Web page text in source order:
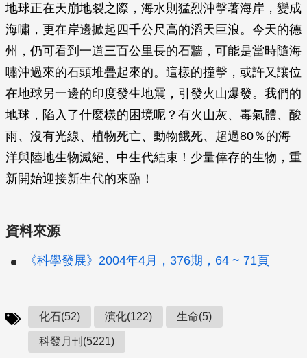
地球正在天崩地裂之際，海水則猛烈沖擊著海岸，變成
海嘯，更在岸邊掀起四千公尺高的滔天巨浪。今天的德
州，仍可看到一道三百公里長的石牆，可能是當時隨海
嘯沖過來的石頭堆疊起來的。這樣的撞擊，或許又讓位
在地球另一邊的印度發生地震，引發火山爆發。我們的
地球，陷入了什麼樣的困境呢？有火山灰、毒氣體、酸
雨、沒有光線、植物死亡、動物餓死、超過80％的海
洋與陸地生物滅絕、中生代結束！少量倖存的生物，重
新開始迎接新生代的來臨！
資料來源
《科學發展》2004年4月，376期，64 ~ 71頁
化石(52) 演化(122) 生命(5)
科發月刊(5221)